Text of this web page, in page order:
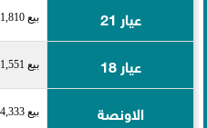
عيار 21 بيع 1,810 شراء 1,850
عيار 18 بيع 1,551 شراء 1,586
الاونصة بيع 64,333 شراء 65,754